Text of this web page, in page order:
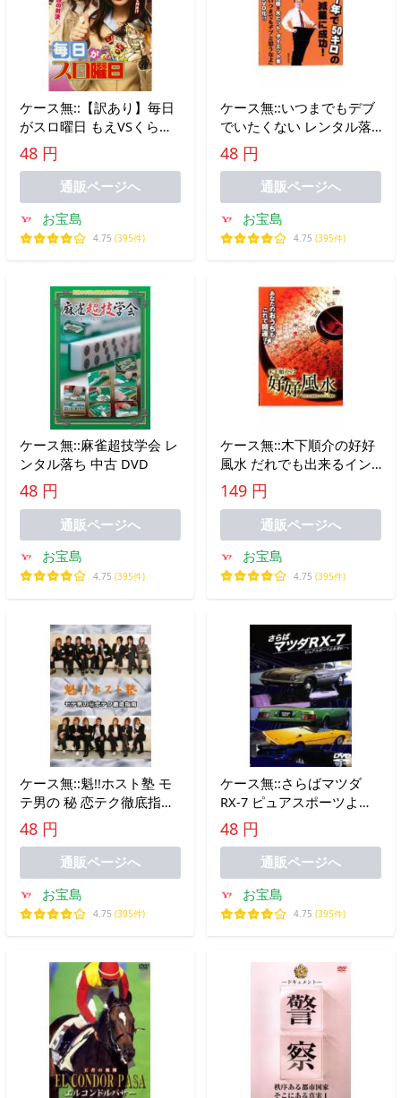
ケース無::【訳あり】毎日
がスロ曜日 もえVSくらら
因縁の対決! 秘宝伝編 ※デ
ィスクのみ レンタル落ち
中古 DVD
48 円
通販ページへ
お宝島
4.75 (395件)
ケース無::いつまでもデブ
でいたくない レンタル落
ち 中古 DVD
48 円
通販ページへ
お宝島
4.75 (395件)
ケース無::麻雀超技学会 レ
ンタル落ち 中古 DVD
48 円
通販ページへ
お宝島
4.75 (395件)
ケース無::木下順介の好好
風水 だれでも出来るイン
テリア風水 中古 DVD
149 円
通販ページへ
お宝島
4.75 (395件)
ケース無::魁!!ホスト塾 モ
テ男の 秘 恋テク徹底指南
レンタル落ち 中古 DVD
48 円
通販ページへ
お宝島
4.75 (395件)
ケース無::さらばマツダ
RX-7 ピュアスポーツよ永
遠に…。 レンタル落ち 中
古 DVD
48 円
通販ページへ
お宝島
4.75 (395件)